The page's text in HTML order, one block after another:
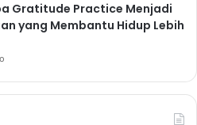
Jaga
Mental
Gratitude Practice Menjadi
yang Membantu Hidup Lebih